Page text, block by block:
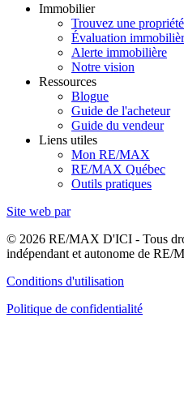
Immobilier
Trouvez une propriété
Évaluation
Alerte immobilière
Notre vision
Ressources
Blogue
Guide de l'acheteur
Guide du vendeur
Liens utiles
Mon RE/MAX
RE/MAX Québec
Outils pratiques
Site web par
© 2026 RE/MAX D'ICI - Tous
indépendant et autonome de RE/
Conditions d'utilisation
Politique de confidentialité